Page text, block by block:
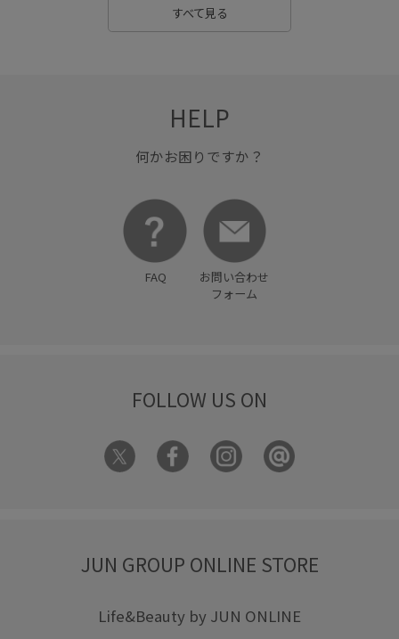
すべて見る
HELP
何かお困りですか？
FAQ
お問い合わせ
フォーム
FOLLOW US ON
JUN GROUP ONLINE STORE
Life&Beauty by JUN ONLINE